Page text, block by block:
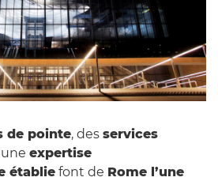
de pointe, des services
expertise
établiefont de Rome l’une